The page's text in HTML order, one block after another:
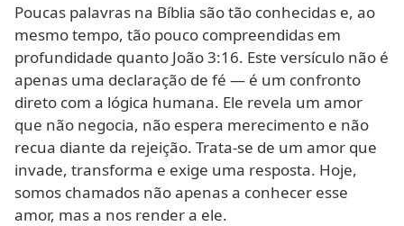
Poucas palavras na Bíblia são tão conhecidas e, ao
mesmo tempo, tão pouco compreendidas em
profundidade quanto João 3:16. Este versículo não é
apenas uma declaração de fé — é um confronto
direto com a lógica humana. Ele revela um amor
que não negocia, não espera merecimento e não
recua diante da rejeição. Trata-se de um amor que
invade, transforma e exige uma resposta. Hoje,
somos chamados não apenas a conhecer esse
amor, mas a nos render a ele.